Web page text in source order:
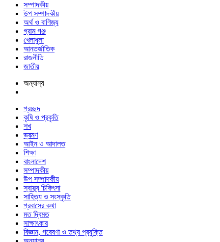
সম্পাদকীয়
উপ সম্পাদকীয়
অর্থ ও বাণিজ্য
গ্রাম গঞ্জ
খেলাধুলা
আন্তর্জাতিক
রাজনীতি
জাতীয়
অন্যান্য
প্রচ্ছদ
কৃষি ও প্রকৃতি
শখ
ভ্রমণ
আইন ও আদালত
শিক্ষা
বাংলাদেশ
সম্পাদকীয়
উপ সম্পাদকীয়
স্বাস্থ্য চিকিৎসা
সাহিত্য ও সংস্কৃতি
প্রবাসের কথা
মত দ্বিমত
সাক্ষাৎকার
বিজ্ঞান, গবেষণা ও তথ্য প্রযুক্তি